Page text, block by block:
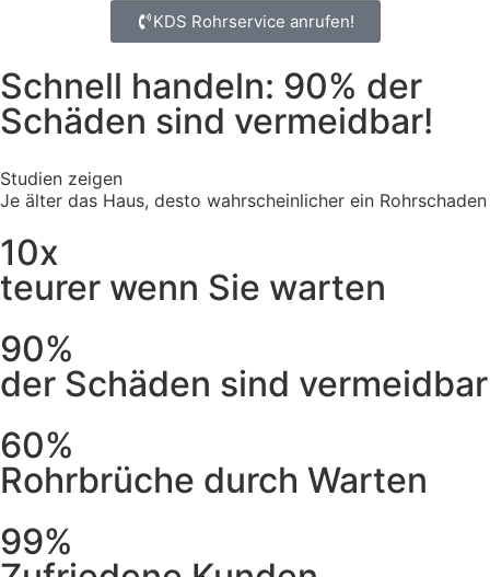
KDS Rohrservice anrufen!
Schnell handeln: 90% der
Schäden sind vermeidbar!
Studien zeigen
Je älter das Haus, desto wahrscheinlicher ein Rohrschaden
10x
teurer wenn Sie warten
90%
der Schäden sind vermeidbar
60%
Rohrbrüche durch Warten
99%